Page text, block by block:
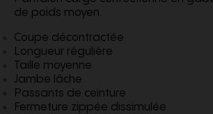
de poids moyen.
Coupe décontractée
Longueur régulière
Taille moyenne
Jambe lâche
Passants de ceinture
Fermeture zippée dissimulée